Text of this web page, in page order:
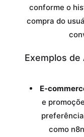
conforme o
compra do
Exemplos de
E-
e
como